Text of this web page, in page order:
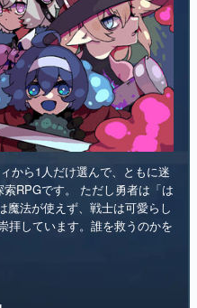
から1人だけ選んで、ともに迷
RPGです。 ただし勇者は「は
魔法が使えず、戦士は可愛らし